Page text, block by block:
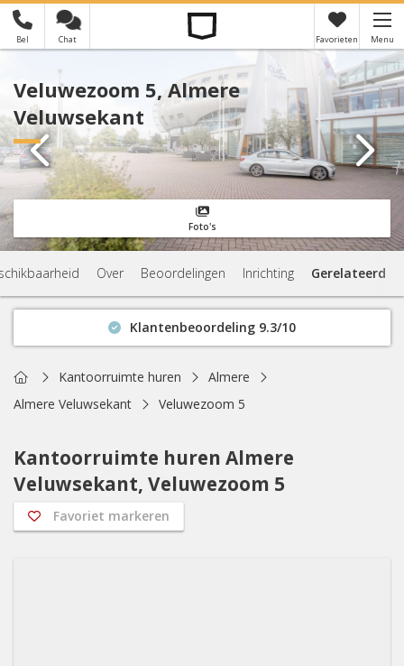
Bel Chat Favorieten Menu
Je hebt nog geen favorieten ×
Veluwezoom 5, Almere
Veluwsekant
Foto's
Over Beoordelingen Inrichting Gerelateerd
Klantenbeoordeling 9.3/10
Actuele beschikbaarheid
HomeKantoorruimte huren
Almere
Almere Veluwsekant
Veluwezoom 5
Kantoorruimte huren Almere
Veluwsekant, Veluwezoom 5
Favoriet markeren